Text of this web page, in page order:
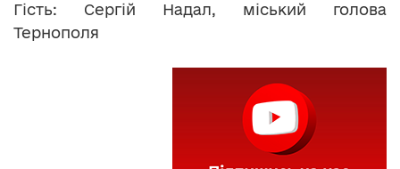
Гість: Сергій Надал, міський голова
Тернополя